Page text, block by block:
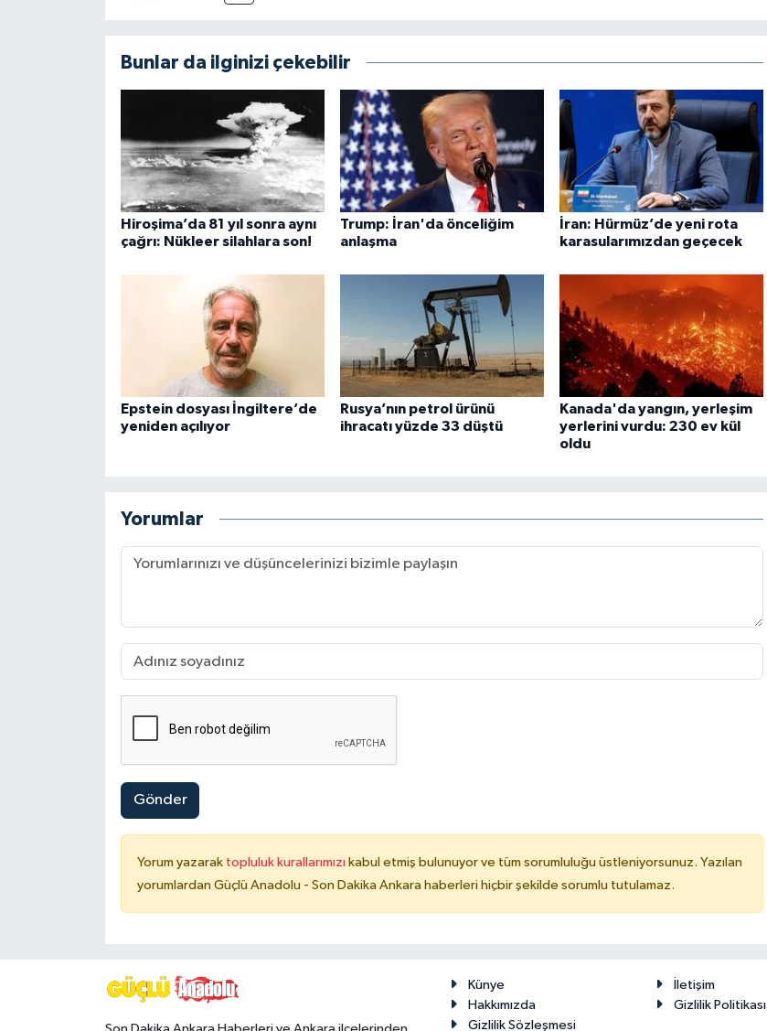
Bunlar da ilginizi çekebilir
Hiroşima’da 81 yıl sonra aynı
çağrı: Nükleer silahlara son!
Trump: İran'da önceliğim
anlaşma
İran: Hürmüz’de yeni rota
karasularımızdan geçecek
Epstein dosyası İngiltere’de
yeniden açılıyor
Rusya’nın petrol ürünü
ihracatı yüzde 33 düştü
Kanada'da yangın, yerleşim
yerlerini vurdu: 230 ev kül
oldu
Yorumlar
Gönder
Yorum yazarak topluluk kurallarımızı kabul etmiş bulunuyor ve tüm sorumluluğu üstleniyorsunuz. Yazılan
yorumlardan Güçlü Anadolu - Son Dakika Ankara haberleri hiçbir şekilde sorumlu tutulamaz.
Künye
İletişim
Hakkımızda
Gizlilik Politikası
Gizlilik Sözleşmesi